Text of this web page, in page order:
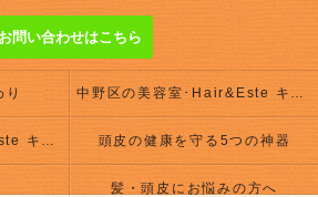
お問い合わせはこちら
中野区の美容室･Hair&Este キャロットの評判
中野区の美容室･Hair&Este キャロットのお客様の声 頭皮の健康を守る5つの神器
髪・頭皮にお悩みの方へ